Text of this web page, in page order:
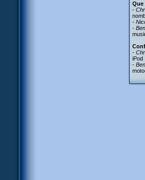
Que
-
-
- Ben
-
iPod
- Ben